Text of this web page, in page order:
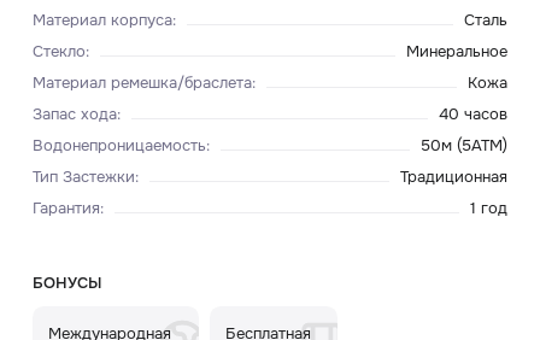
Материал корпуса:
Сталь
Стекло:
Минеральное
Материал ремешка/браслета:
Кожа
Запас хода:
40 часов
Водонепроницаемость:
50м (5ATM)
Тип Застежки:
Традиционная
Гарантия: 1 год
БОНУСЫ
Международная
Бесплатная